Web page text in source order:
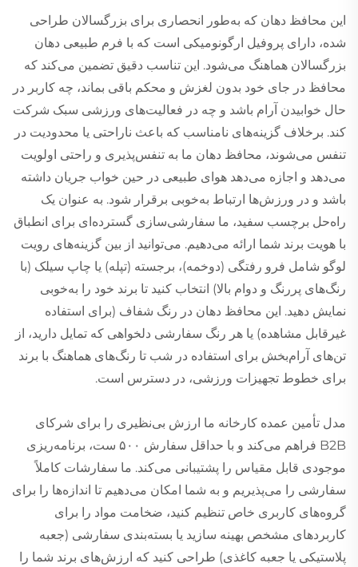
این محافظ دهان که به‌طور انحصاری برای بزرگسالان طراحی
شده، دارای پروفیل ارگونومیکی است که با فرم طبیعی دهان
بزرگسالان هماهنگ می‌شود. این تناسب دقیق تضمین می‌کند که
محافظ در جای خود بدون لغزش و محکم باقی بماند، چه کاربر در
حال خوابیدن آرام باشد و چه در فعالیت‌های ورزشی سبک شرکت
کند. برخلاف گزینه‌های نامناسب که باعث ناراحتی یا محدودیت در
تنفس می‌شوند، محافظ دهان ما به تنفس‌پذیری و راحتی اولویت
می‌دهد و اجازه می‌دهد هوای طبیعی در حین خواب جریان داشته
باشد و در ورزش‌ها ارتباط به‌خوبی برقرار شود. به عنوان یک
راه‌حل برچسب سفید، ما سفارشی‌سازی گسترده‌ای برای انطباق
با هویت برند شما ارائه می‌دهیم. می‌توانید از بین گزینه‌های رویت
لوگو شامل فرو رفتگی (دوخمه)، برجسته (تپله) یا چاپ سیلک (با
رنگ‌های پررنگ و دوام بالا) انتخاب کنید تا برند خود را به‌خوبی
نمایش دهید. این محافظ دهان در رنگ شفاف (برای استفاده
غیرقابل مشاهده) یا هر رنگ سفارشی دلخواهی که تمایل دارید، از
تن‌های آرام‌بخش برای استفاده در شب تا رنگ‌های هماهنگ با برند
برای خطوط تجهیزات ورزشی، در دسترس است.
مدل تأمین عمده کارخانه ما ارزش بی‌نظیری را برای شرکای
B2B فراهم می‌کند و با حداقل سفارش ۵۰۰ ست، برنامه‌ریزی
موجودی قابل مقیاس را پشتیبانی می‌کند. ما سفارشات کاملاً
سفارشی را می‌پذیریم و به شما امکان می‌دهیم تا اندازه‌ها را برای
گروه‌های کاربری خاص تنظیم کنید، ضخامت مواد را برای
کاربردهای مشخص بهینه سازید یا بسته‌بندی سفارشی (جعبه
پلاستیکی یا جعبه کاغذی) طراحی کنید که ارزش‌های برند شما را